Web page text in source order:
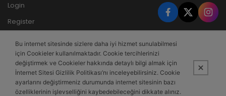
Login
Register
Bank Transfer
This site is powered byPobolEti®Smart E-Commerce Systems
Bu internet sitesinde sizlere daha iyi hizmet sunulabilmesi
için Cookieler kullanılmaktadır. Cookie tercihlerinizi
değiştirmek ve Cookieler hakkında detaylı bilgi almak için
İnternet Sitesi Gizlilik Politikası’nı inceleyebilirsiniz. Cookie
ayarlarını değiştirmeniz durumunda internet sitesinin bazı
özelliklerinin işlevselliğini kaybedebileceğini dikkate alınız.